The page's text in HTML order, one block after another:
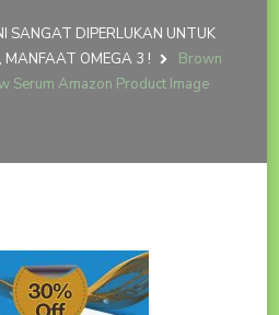
SANGAT DIPERLUKAN UNTUK
MANFAAT OMEGA 3 !
Brown
Serum Amazon Product Image